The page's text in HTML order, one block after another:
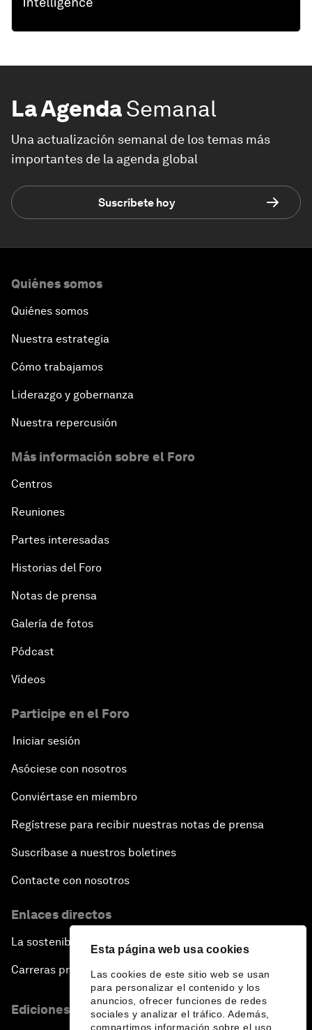
Esta página web usa cookies
Las cookies de este sitio web se usan
para personalizar el contenido y los
anuncios, ofrecer funciones de redes
sociales y analizar el tráfico. Además,
compartimos información sobre el uso
La AgendaSemanal
Una actualización semanal de los temas más
importantes de la agenda global
Suscríbete hoy
Quiénes somos
Quiénes somos
Nuestra estrategia
Cómo trabajamos
Liderazgo y gobernanza
Nuestra repercusión
Más información sobre el Foro
Centros
Reuniones
Partes interesadas
Historias del Foro
Notas de prensa
Galería de fotos
Pódcast
Vídeos
Participe en el Foro
Iniciar sesión
Asóciese con nosotros
Conviértase en miembro
Regístrese para recibir nuestras notas de prensa
Suscríbase a nuestros boletines
Contacte con nosotros
Enlaces directos
La sostenibilidad en el Foro
Carreras profesionales
Ediciones en otros idiomas